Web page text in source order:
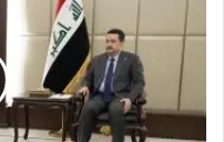
ووفد
البنك
الدولي
يضعان
الإصلاح